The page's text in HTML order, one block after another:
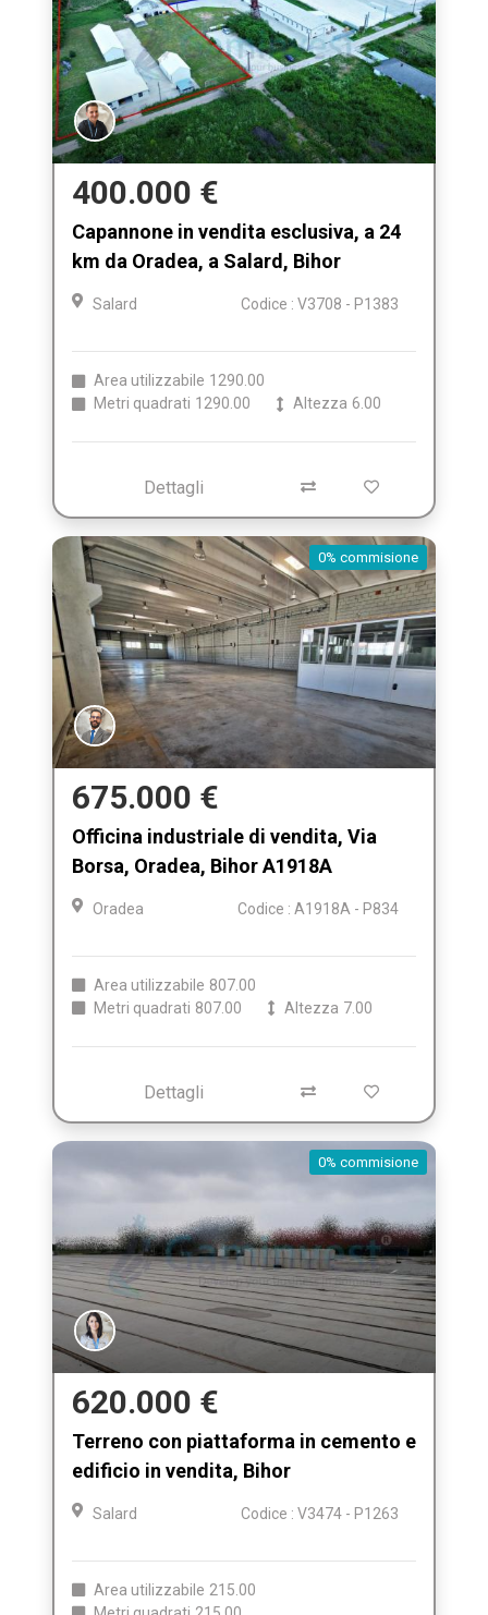
400.000 €
Capannone in vendita esclusiva, a 24
km da Oradea, a Salard, Bihor
Salard Codice : V3708 - P1383
Area utilizzabile 1290.00
Metri quadrati 1290.00 Altezza 6.00
Dettagli
0% commisione
675.000 €
Officina industriale di vendita, Via
Borsa, Oradea, Bihor A1918A
Oradea Codice : A1918A - P834
Area utilizzabile 807.00
Metri quadrati 807.00 Altezza 7.00
Dettagli
0% commisione
620.000 €
Terreno con piattaforma in cemento e
edificio in vendita, Bihor
Salard Codice : V3474 - P1263
Area utilizzabile 215.00